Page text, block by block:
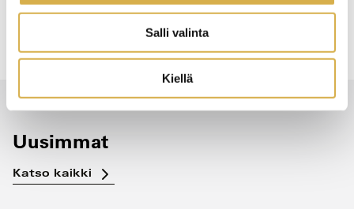
Salli valinta
Kiellä
kehittäminen kysely
Uusimmat
Katso kaikki